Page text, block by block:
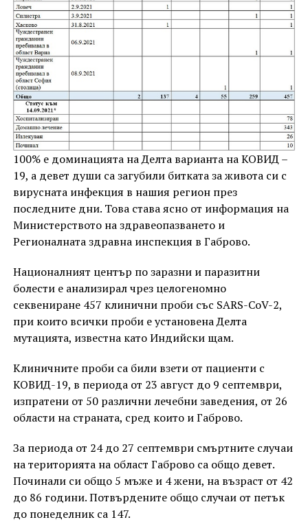
100% е доминацията на Делта варианта на КОВИД –
19, а девет души са загубили битката за живота си с
вирусната инфекция в нашия регион през
последните дни. Това става ясно от информация на
Министерството на здравеопазването и
Регионалната здравна инспекция в Габрово.
Националният център по заразни и паразитни
болести е анализирал чрез целогеномно
секвениране 457 клинични проби със SARS-CoV-2,
при които всички проби е установена Делта
мутацията, известна като Индийски щам.
Клиничните проби са били взети от пациенти с
КОВИД-19, в периода от 23 август до 9 септември,
изпратени от 50 различни лечебни заведения, от 26
области на страната, сред които и Габрово.
За периода от 24 до 27 септември смъртните случаи
на територията на област Габрово са общо девет.
Починали си общо 5 мъже и 4 жени, на възраст от 42
до 86 години. Потвърдените общо случаи от петък
до понеделник са 147.